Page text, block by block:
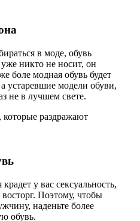
в моде, обувь
никто не носит, он
боле модная обувь будет
устаревшие модели обуви,
не в лучшем свете.
у вас сексуальность,
Поэтому, чтобы
наденьте более
обувь.